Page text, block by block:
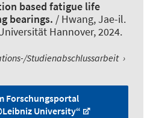
based fatigue life
bearings. / Hwang, Jae-il.
Hannover, 2024.
Studienabschlussarbeit ›
Forschungsportal
University“